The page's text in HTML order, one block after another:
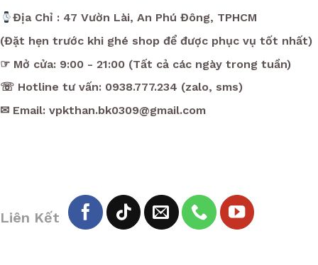
Địa Chỉ : 47 Vườn Lài, An Phú Đông, TPHCM
(Đặt hẹn trước khi ghé shop để được phục vụ tốt nhất)
☞ Mở cửa: 9:00 - 21:00 (Tất cả các ngày trong tuần)
☏ Hotline tư vấn: 0938.777.234 (zalo, sms)
✉ Email: vpkthan.bk0309@gmail.com
Liên Kết